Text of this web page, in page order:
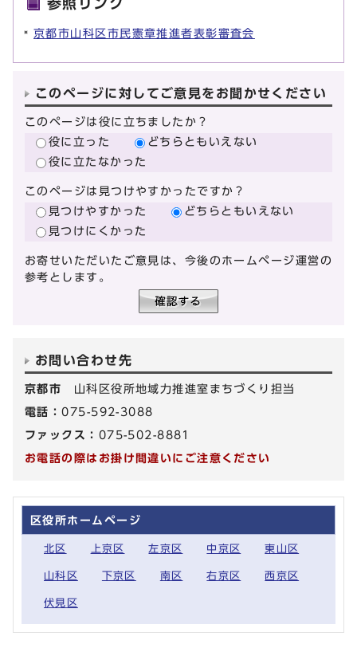
参照リンク
京都市山科区市民憲章推進者表彰審査会
このページに対してご意見をお聞かせください
このページは役に立ちましたか？
役に立った
どちらともいえない
役に立たなかった
このページは見つけやすかったですか？
見つけやすかった
どちらともいえない
見つけにくかった
お寄せいただいたご意見は、今後のホームページ運営の
参考とします。
お問い合わせ先
京都市 山科区役所地域力推進室まちづくり担当
電話：075-592-3088
ファックス： 075-502-8881
お電話の際はお掛け間違いにご注意ください
区役所ホームページ
北区 上京区 左京区 中京区 東山区
山科区 下京区 南区 右京区 西京区
伏見区